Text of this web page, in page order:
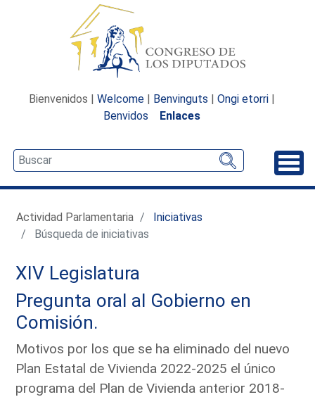
Bienvenidos | Welcome | Benvinguts | Ongi etorri |
Benvidos
Enlaces
Actividad Parlamentaria
Iniciativas
Búsqueda de iniciativas
XIV Legislatura
Pregunta oral al Gobierno en
Comisión.
Motivos por los que se ha eliminado del nuevo
Plan Estatal de Vivienda 2022-2025 el único
programa del Plan de Vivienda anterior 2018-